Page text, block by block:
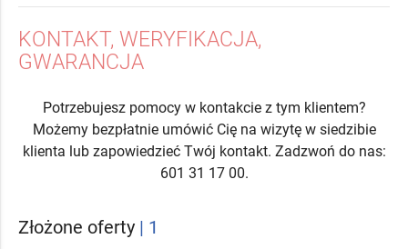
KONTAKT, WERYFIKACJA,
GWARANCJA
Potrzebujesz pomocy w kontakcie z tym klientem?
Możemy bezpłatnie umówić Cię na wizytę w siedzibie
klienta lub zapowiedzieć Twój kontakt. Zadzwoń do nas:
601 31 17 00.
Złożone oferty | 1